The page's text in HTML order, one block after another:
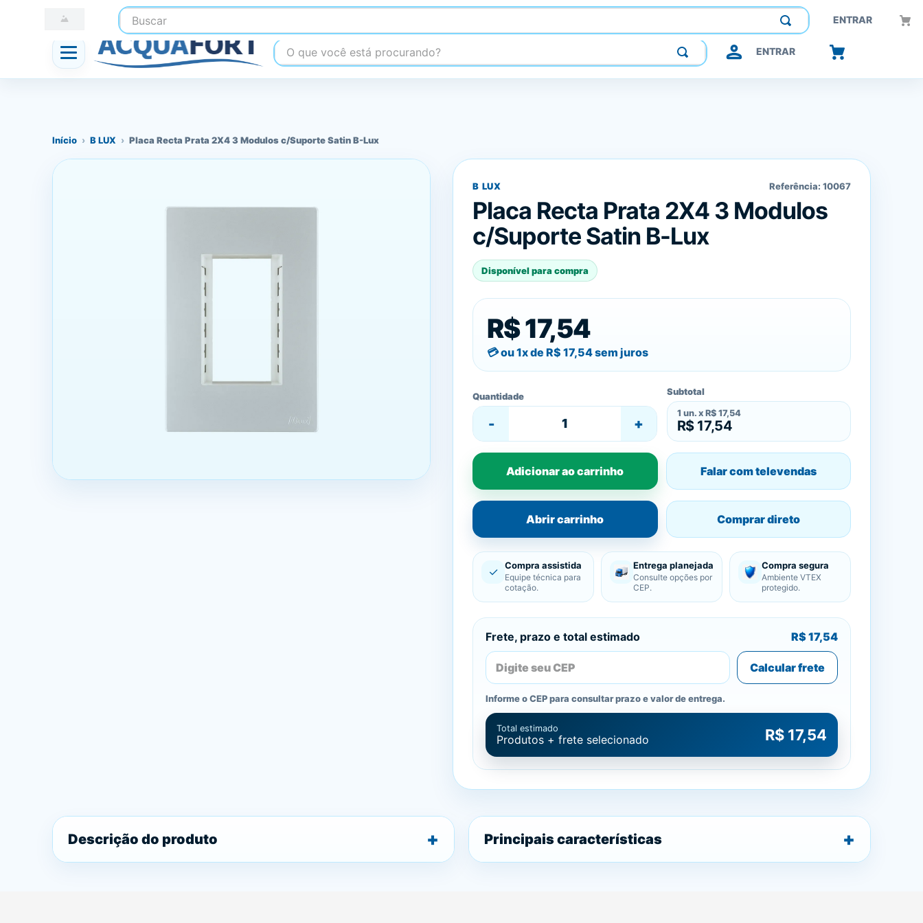
Buscar ENTRAR
☎ (41) 3247-1199 Construindo confiança, inovando o futuro.
O que você está procurando? ENTRAR
Início › B LUX › Placa Recta Prata 2X4 3 Modulos c/Suporte Satin B-Lux
B LUX Referência: 10067
Placa Recta Prata 2X4 3 Modulos
c/Suporte Satin B-Lux
Disponível para compra
R$ 17,54
ou 1x de R$ 17,54sem juros
Quantidade
- +
Subtotal
1 un. x R$ 17,54
R$ 17,54
Adicionar ao carrinho Falar com televendas
Abrir carrinho Comprar direto
✓ Compra assistida
Equipe técnica para
cotação.
Entrega planejada
Consulte opções por
CEP.
Compra segura
Ambiente VTEX
protegido.
Frete, prazo e total estimado R$ 17,54
Calcular frete
Informe o CEP para consultar prazo e valor de entrega.
Total estimado
Produtos + frete selecionado R$ 17,54
Descrição do produto Principais características